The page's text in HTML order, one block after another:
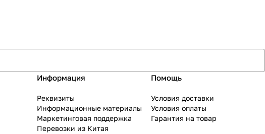
Информация
Реквизиты
Информационные материалы
Маркетинговая поддержка
Перевозки из Китая
Помощь
Условия доставки
Условия оплаты
Гарантия на товар